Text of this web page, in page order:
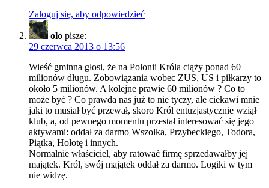
Zaloguj się, aby odpowiedzieć
olo pisze:
29 czerwca 2013 o 13:56
Wieść gminna głosi, że na Polonii Króla ciąży ponad 60
milionów długu. Zobowiązania wobec ZUS, US i piłkarzy to
około 5 milionów. A kolejne prawie 60 milionów ? Co to
może być ? Co prawda nas już to nie tyczy, ale ciekawi mnie
jaki to musiał być przewał, skoro Król entuzjastycznie wziął
klub, a, od pewnego momentu przestał interesować się jego
aktywami: oddał za darmo Wszołka, Przybeckiego, Todora,
Piątka, Hołotę i innych.
Normalnie właściciel, aby ratować firmę sprzedawałby jej
majątek. Król, swój majątek oddał za darmo. Logiki w tym
nie widzę.